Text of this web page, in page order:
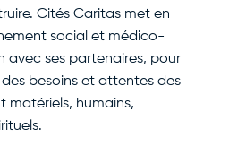
Cités Caritas met en
social et médico-
avec ses partenaires, pour
besoins et attentes des
matériels, humains,